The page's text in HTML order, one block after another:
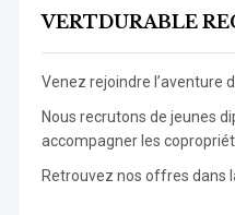
VERTDURABLE
Venez rejoindre l’aventure
Nous recrutons de jeunes
accompagner les
Retrouvez nos offres dans